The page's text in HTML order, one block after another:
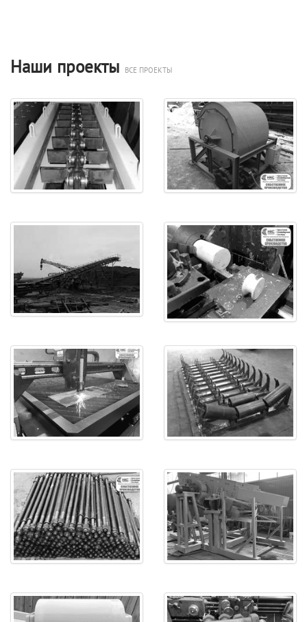
Наши проекты ВСЕ ПРОЕКТЫ